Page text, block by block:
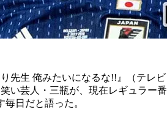
先生 俺みたいになるな!!』（テレビ
い芸人・三瓶が、現在レギュラー番
日だと語った。